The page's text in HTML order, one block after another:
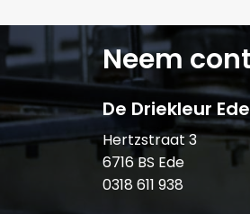
Neem
De Driekleur Ede
Hertzstraat 3
6716 BS Ede
0318 611 938